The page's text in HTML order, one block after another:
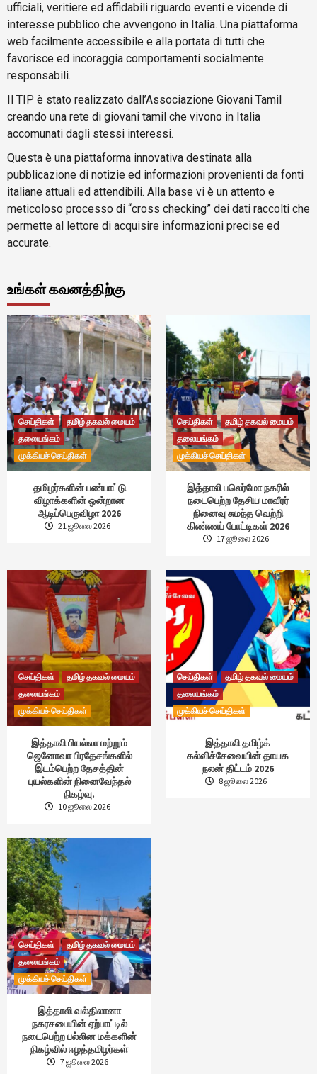
ufficiali, veritiere ed affidabili riguardo eventi e vicende di
interesse pubblico che avvengono in Italia. Una piattaforma
web facilmente accessibile e alla portata di tutti che
favorisce ed incoraggia comportamenti socialmente
responsabili.
Il TIP è stato realizzato dall’Associazione Giovani Tamil
creando una rete di giovani tamil che vivono in Italia
accomunati dagli stessi interessi.
Questa è una piattaforma innovativa destinata alla
pubblicazione di notizie ed informazioni provenienti da fonti
italiane attuali ed attendibili. Alla base vi è un attento e
meticoloso processo di “cross checking” dei dati raccolti che
permette al lettore di acquisire informazioni precise ed
accurate.
உங்கள் கவனத்திற்கு
செய்திகள்
தமிழ் தகவல் மையம்
தலையங்கம்
முக்கியச் செய்திகள்
தமிழர்களின் பண்பாட்டு
விழாக்களின் ஒன்றான
ஆடிப்பெருவிழா 2026
21 ஜூலை 2026
செய்திகள்
தமிழ் தகவல் மையம்
தலையங்கம்
முக்கியச் செய்திகள்
இத்தாலி பலெர்மோ நகரில்
நடைபெற்ற தேசிய மாவீரர்
நினைவு சுமந்த வெற்றி
கிண்ணப் போட்டிகள் 2026
17 ஜூலை 2026
செய்திகள்
தமிழ் தகவல் மையம்
தலையங்கம்
முக்கியச் செய்திகள்
இத்தாலி பியல்லா மற்றும்
ஜெனோவா பிரதேசங்களில்
இடம்பெற்ற தேசத்தின்
புயல்களின் நினைவேந்தல்
நிகழ்வு.
10 ஜூலை 2026
செய்திகள்
தமிழ் தகவல் மையம்
தலையங்கம்
முக்கியச் செய்திகள்
இத்தாலி தமிழ்க்
கல்விச்சேவையின் தாயக
நலன் திட்டம் 2026
8 ஜூலை 2026
செய்திகள்
தமிழ் தகவல் மையம்
தலையங்கம்
முக்கியச் செய்திகள்
இத்தாலி வல்திலானா
நகரசபையின் ஏற்பாட்டில்
நடைபெற்ற பல்லின மக்களின்
நிகழ்வில் ஈழத்தமிழர்கள்
7 ஜூலை 2026